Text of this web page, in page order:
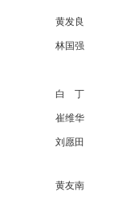
黄发良
林国强
白 丁
崔维华
刘愿田
黄友南